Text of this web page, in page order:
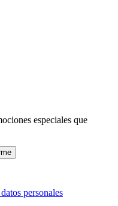
especiales que
personales